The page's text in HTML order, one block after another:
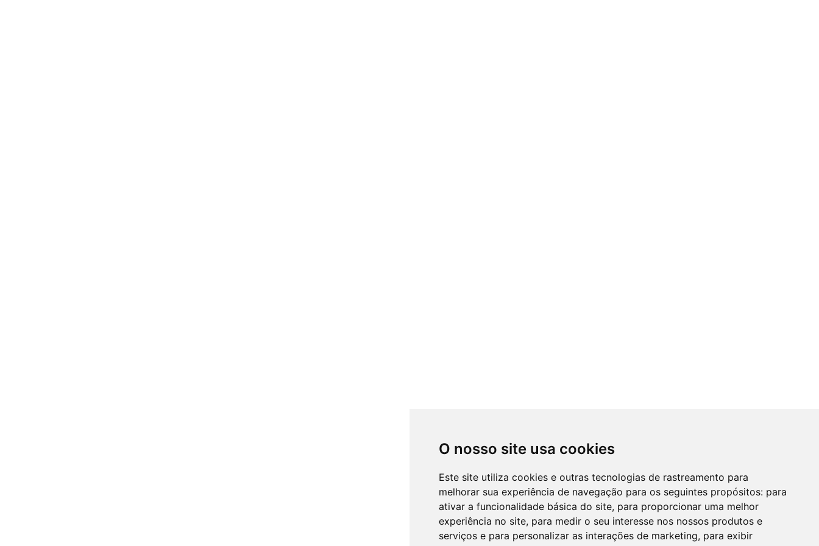
O nosso site usa cookies
Este site utiliza cookies e outras tecnologias de rastreamento para
melhorar sua experiência de navegação para os seguintes propósitos: para
ativar a funcionalidade básica do site, para proporcionar uma melhor
experiência no site, para medir o seu interesse nos nossos produtos e
serviços e para personalizar as interações de marketing, para exibir